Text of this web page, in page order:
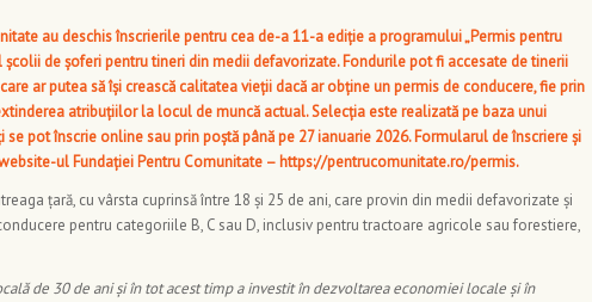
au deschis înscrierile pentru cea de-a 11-a ediție a programului „Permis pentru
de șoferi pentru tineri din medii defavorizate. Fondurile pot fi accesate de tinerii
ar putea să își crească calitatea vieții dacă ar obține un permis de conducere, fie prin
atribuțiilor la locul de muncă actual. Selecția este realizată pe baza unui
pot înscrie online sau prin poștă până pe 27 ianuarie 2026. Formularul de înscriere și
ul Fundației Pentru Comunitate – https://pentrucomunitate.ro/permis.
țară, cu vârsta cuprinsăîntre 18 și 25 de ani, care provin din medii defavorizate și
pentru categoriile B, C sau D, inclusiv pentru tractoare agricole sau forestiere,
de 30 de ani și în tot acest timp a investit în dezvoltarea economiei locale și în